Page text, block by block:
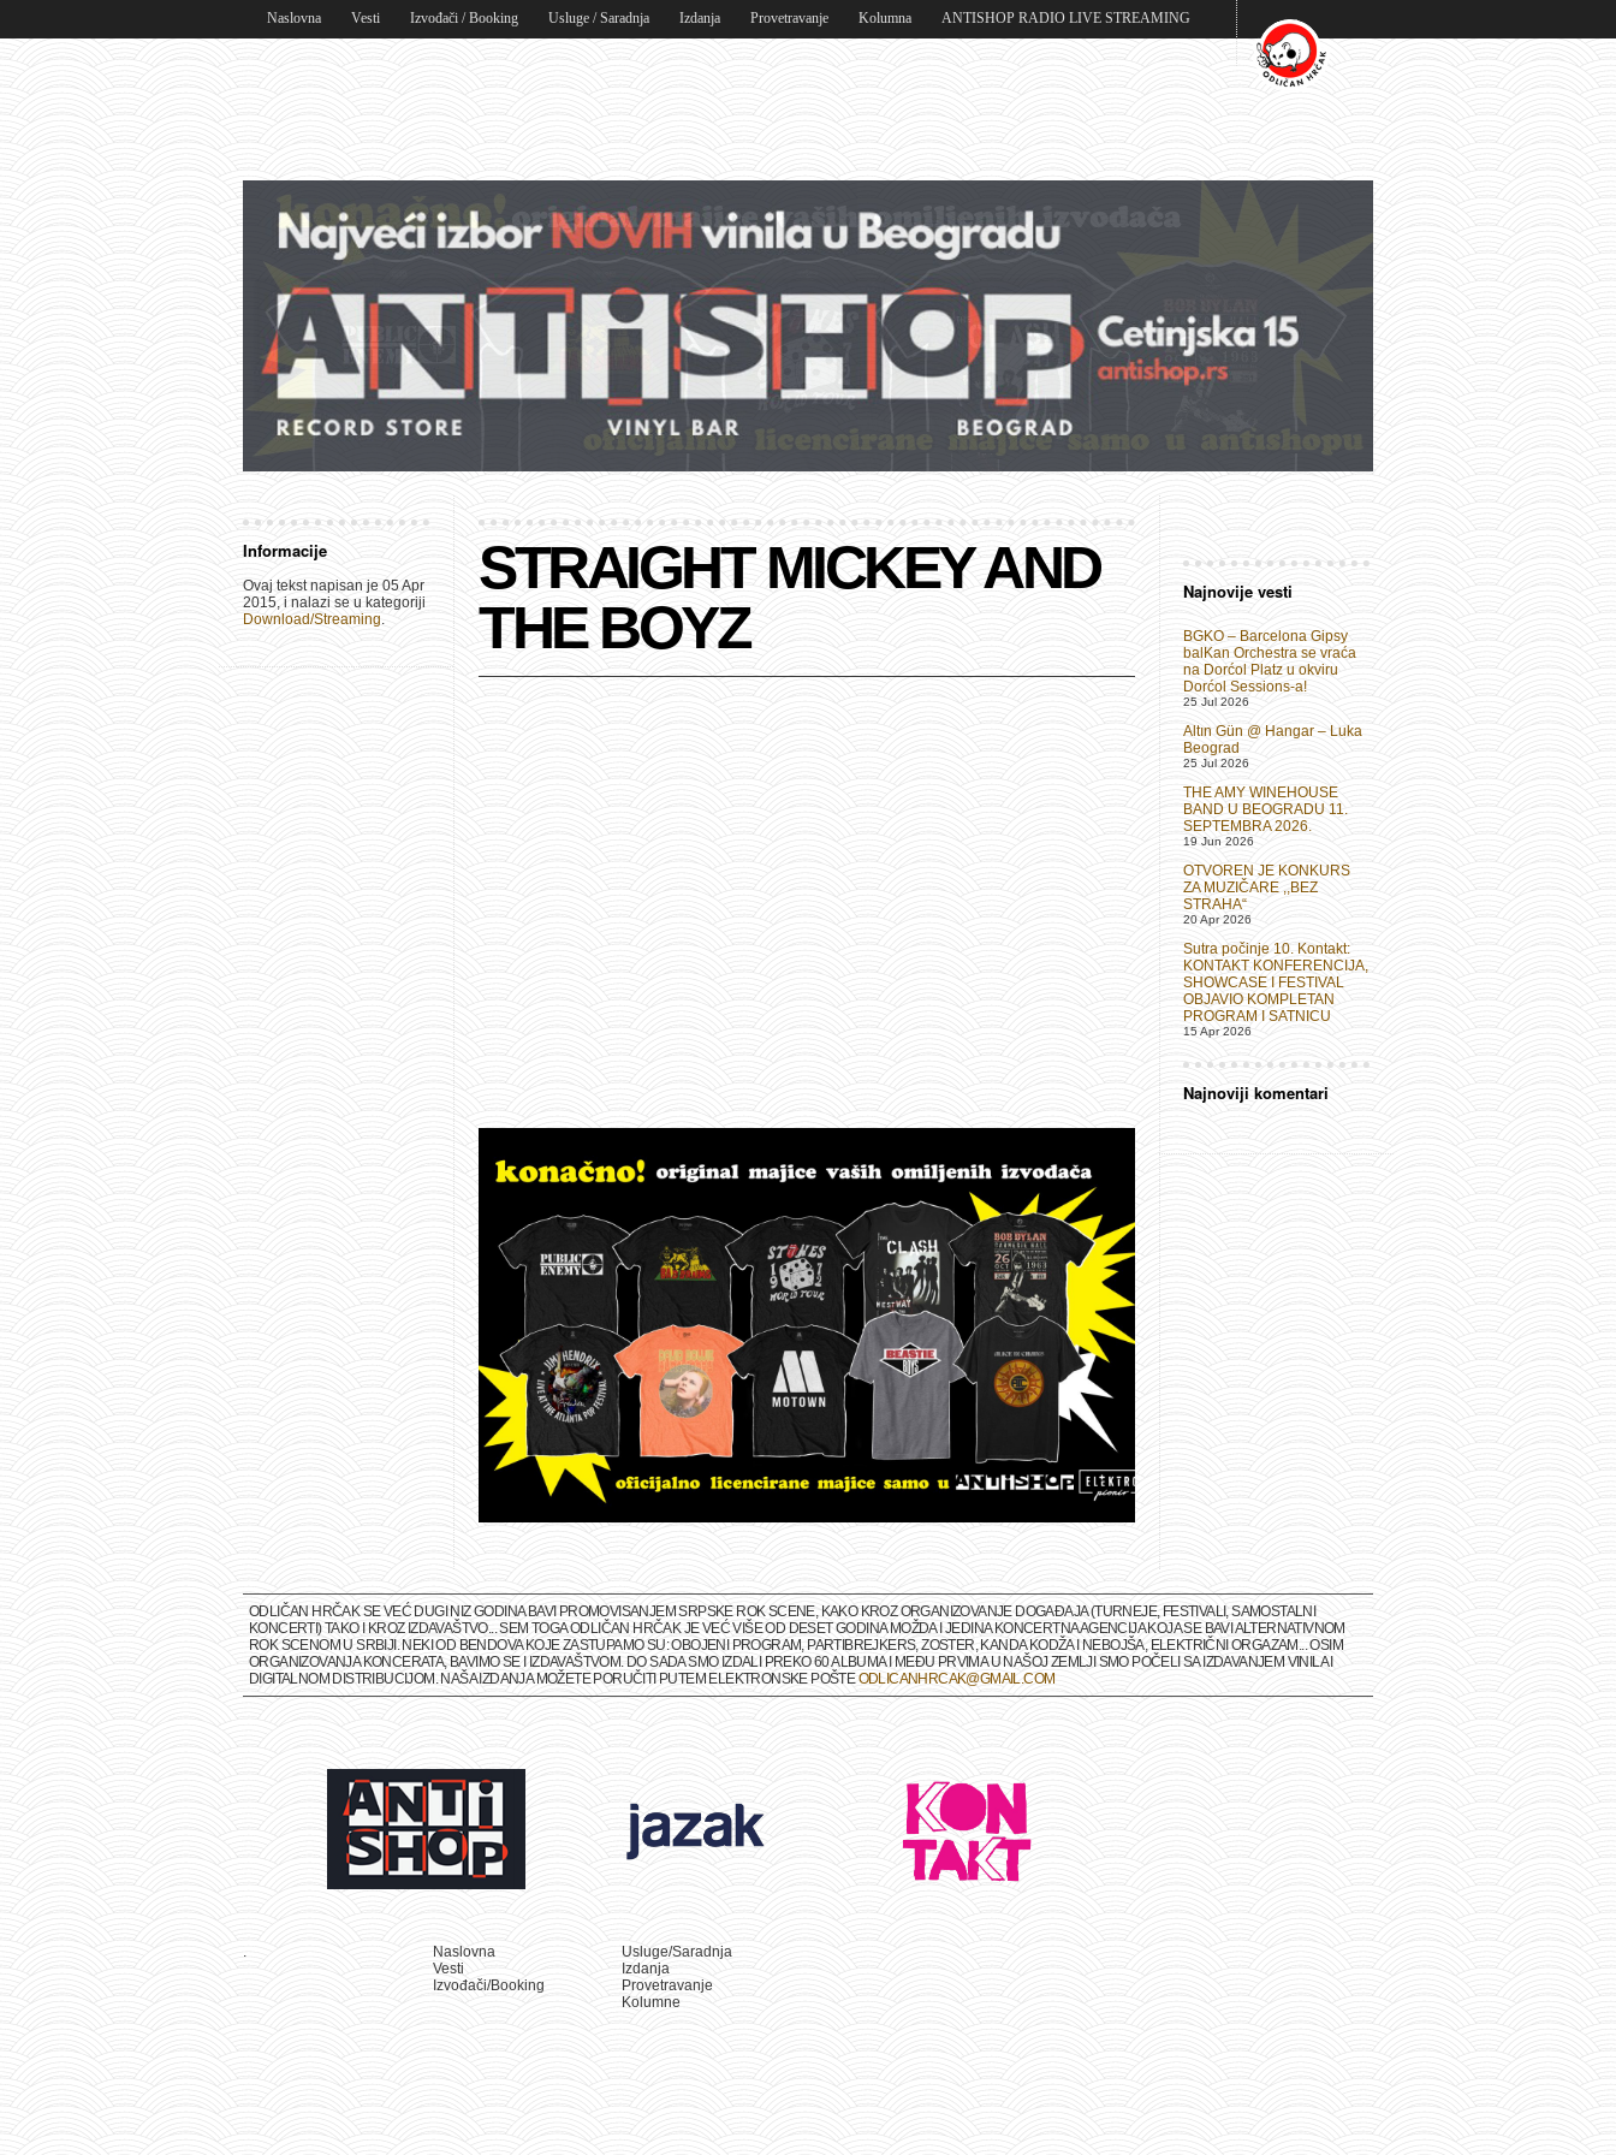
Naslovna Vesti Izvođači / Booking Usluge / Saradnja Izdanja Provetravanje Kolumna ANTISHOP RADIO LIVE STREAMING
Informacije
Ovaj tekst napisan je 05 Apr
2015, i nalazi se u kategoriji
Download/Streaming.
STRAIGHT MICKEY AND
THE BOYZ
Najnovije vesti
BGKO – Barcelona Gipsy
balKan Orchestra se vraća
na Dorćol Platz u okviru
Dorćol Sessions-a!
25 Jul 2026
Altın Gün @ Hangar – Luka
Beograd
25 Jul 2026
THE AMY WINEHOUSE
BAND U BEOGRADU 11.
SEPTEMBRA 2026.
19 Jun 2026
OTVOREN JE KONKURS
ZA MUZIČARE ,,BEZ
STRAHA“
20 Apr 2026
Sutra počinje 10. Kontakt:
KONTAKT KONFERENCIJA,
SHOWCASE I FESTIVAL
OBJAVIO KOMPLETAN
PROGRAM I SATNICU
15 Apr 2026
Najnoviji komentari
ODLIČAN HRČAK SE VEĆ DUGI NIZ GODINA BAVI PROMOVISANJEM SRPSKE ROK SCENE, KAKO KROZ ORGANIZOVANJE DOGAĐAJA (TURNEJE, FESTIVALI, SAMOSTALNI
KONCERTI) TAKO I KROZ IZDAVAŠTVO... SEM TOGA ODLIČAN HRČAK JE VEĆ VIŠE OD DESET GODINA MOŽDA I JEDINA KONCERTNA AGENCIJA KOJA SE BAVI ALTERNATIVNOM
ROK SCENOM U SRBIJI. NEKI OD BENDOVA KOJE ZASTUPAMO SU: OBOJENI PROGRAM, PARTIBREJKERS, ZOSTER, KANDA KODŽA I NEBOJŠA, ELEKTRIČNI ORGAZAM... OSIM
ORGANIZOVANJA KONCERATA, BAVIMO SE I IZDAVAŠTVOM. DO SADA SMO IZDALI PREKO 60 ALBUMA I MEĐU PRVIMA U NAŠOJ ZEMLJI SMO POČELI SA IZDAVANJEM VINILA I
DIGITALNOM DISTRIBUCIJOM. NAŠA IZDANJA MOŽETE PORUČITI PUTEM ELEKTRONSKE POŠTEODLICANHRCAK@GMAIL.COM
.
Naslovna
Vesti
Izvođači/Booking
Usluge/Saradnja
Izdanja
Provetravanje
Kolumne